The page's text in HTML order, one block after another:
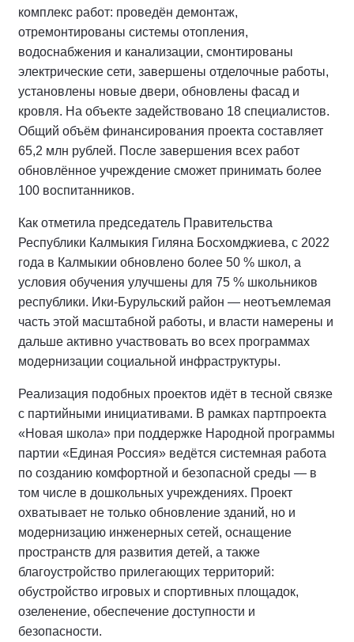
комплекс работ: проведён демонтаж,
отремонтированы системы отопления,
водоснабжения и канализации, смонтированы
электрические сети, завершены отделочные работы,
установлены новые двери, обновлены фасад и
кровля. На объекте задействовано 18 специалистов.
Общий объём финансирования проекта составляет
65,2 млн рублей. После завершения всех работ
обновлённое учреждение сможет принимать более
100 воспитанников.
Как отметила председатель Правительства
Республики Калмыкия Гиляна Босхомджиева, с 2022
года в Калмыкии обновлено более 50 % школ, а
условия обучения улучшены для 75 % школьников
республики. Ики‑Бурульский район — неотъемлемая
часть этой масштабной работы, и власти намерены и
дальше активно участвовать во всех программах
модернизации социальной инфраструктуры.
Реализация подобных проектов идёт в тесной связке
с партийными инициативами. В рамках партпроекта
«Новая школа» при поддержке Народной программы
партии «Единая Россия» ведётся системная работа
по созданию комфортной и безопасной среды — в
том числе в дошкольных учреждениях. Проект
охватывает не только обновление зданий, но и
модернизацию инженерных сетей, оснащение
пространств для развития детей, а также
благоустройство прилегающих территорий:
обустройство игровых и спортивных площадок,
озеленение, обеспечение доступности и
безопасности.